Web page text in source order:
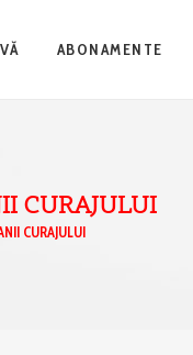
ABONAMENTE
CURAJULUI
CURAJULUI